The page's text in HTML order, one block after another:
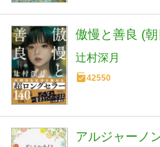
傲慢と善良 (
辻村深月
42550
アルジャーノ